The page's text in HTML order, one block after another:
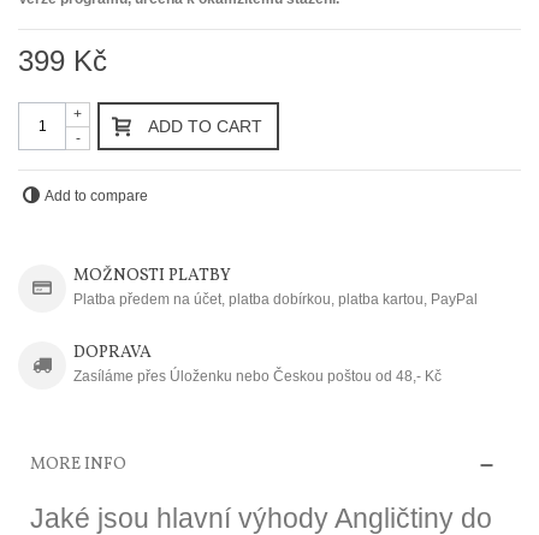
399 Kč
-
+
ADD TO CART
Add to compare
MOŽNOSTI PLATBY
Platba předem na účet, platba dobírkou, platba kartou, PayPal
DOPRAVA
Zasíláme přes Úloženku nebo Českou poštou od 48,- Kč
MORE INFO
Jaké jsou hlavní výhody Angličtiny do